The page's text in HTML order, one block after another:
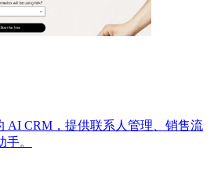
AI CRM，提供联系人管理、销售流
。